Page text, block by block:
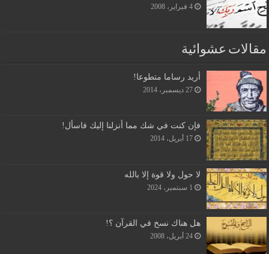
4 فبراير، 2008
مقالات عشوائية
أريد رساما متطوعا!
27 ديسمبر، 2014
فإن كنت في شك مما أنزلنا إليك فاسأل!
17 أبريل، 2014
لا حول ولا قوة إلا بالله
1 سبتمبر، 2024
هل هناك نسخ في القرآن ؟!
24 أبريل، 2008